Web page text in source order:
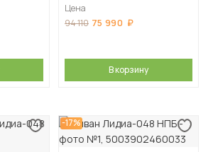
Цена
94 110 75 990
В корзину
-17%